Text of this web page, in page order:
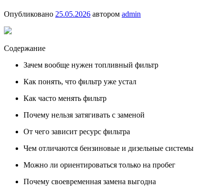
Опубликовано 25.05.2026 автором admin
Содержание
Зачем вообще нужен топливный фильтр
Как понять, что фильтр уже устал
Как часто менять фильтр
Почему нельзя затягивать с заменой
От чего зависит ресурс фильтра
Чем отличаются бензиновые и дизельные системы
Можно ли ориентироваться только на пробег
Почему своевременная замена выгодна